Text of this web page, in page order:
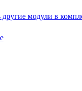
модули в